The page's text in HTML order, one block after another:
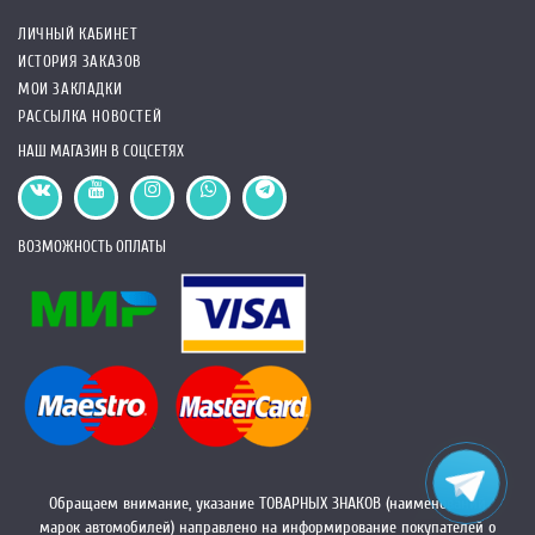
ЛИЧНЫЙ КАБИНЕТ
ИСТОРИЯ ЗАКАЗОВ
МОИ ЗАКЛАДКИ
РАССЫЛКА НОВОСТЕЙ
НАШ МАГАЗИН В СОЦСЕТЯХ
ВОЗМОЖНОСТЬ ОПЛАТЫ
Обращаем внимание, указание ТОВАРНЫХ ЗНАКОВ (наименований
марок автомобилей) направлено на информирование покупателей о